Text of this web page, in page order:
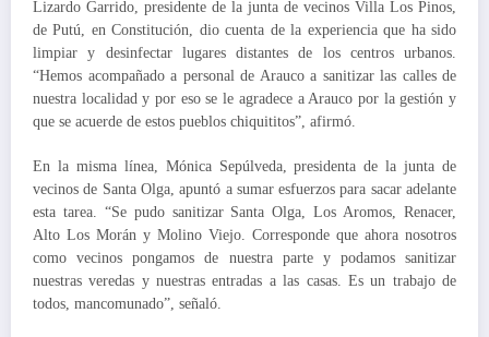
Lizardo Garrido, presidente de la junta de vecinos Villa Los Pinos,
de Putú, en Constitución, dio cuenta de la experiencia que ha sido
limpiar y desinfectar lugares distantes de los centros urbanos.
“Hemos acompañado a personal de Arauco a sanitizar las calles de
nuestra localidad y por eso se le agradece a Arauco por la gestión y
que se acuerde de estos pueblos chiquititos”, afirmó.
En la misma línea, Mónica Sepúlveda, presidenta de la junta de
vecinos de Santa Olga, apuntó a sumar esfuerzos para sacar adelante
esta tarea. “Se pudo sanitizar Santa Olga, Los Aromos, Renacer,
Alto Los Morán y Molino Viejo. Corresponde que ahora nosotros
como vecinos pongamos de nuestra parte y podamos sanitizar
nuestras veredas y nuestras entradas a las casas. Es un trabajo de
todos, mancomunado”, señaló.